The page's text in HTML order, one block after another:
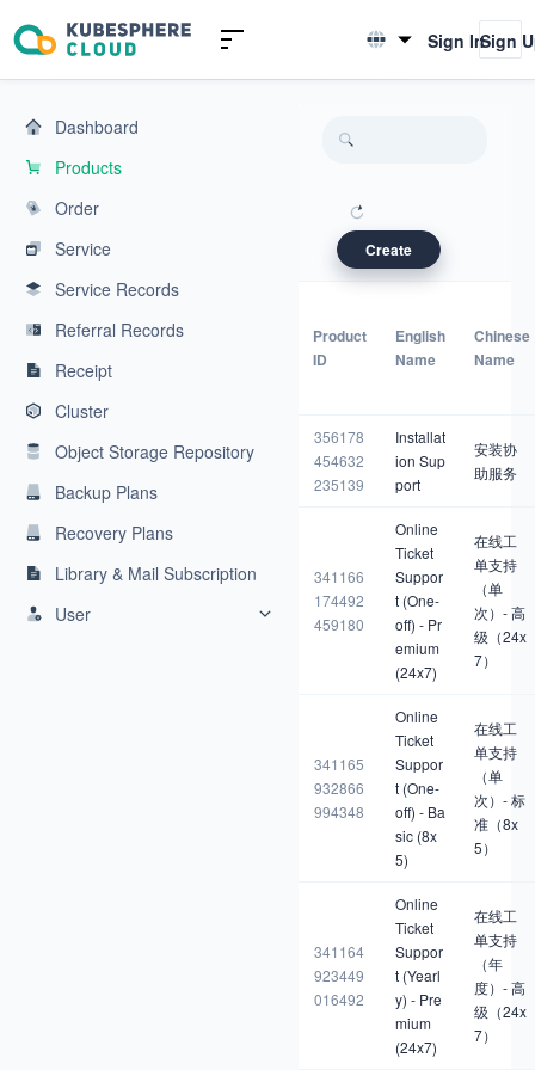
English
Sign InSign
Dashboard
Products
Order
Service
Service Records
Referral Records
Receipt
Cluster
Object Storage Repository
Backup Plans
Recovery Plans
Library & Mail Subscription
User
Create
Product
ID
English
Name
Chinese
Name
356178
454632
235139
Installat
ion Sup
port
安装协
助服务
341166
174492
459180
Online
Ticket
Suppor
t (One-
off) - Pr
emium
(24x7)
在线工
单支持
（单
次）- 高
级（24x
7）
341165
932866
994348
Online
Ticket
Suppor
t (One-
off) - Ba
sic (8x
5)
在线工
单支持
（单
次）- 标
准（8x
5）
341164
923449
016492
Online
Ticket
Suppor
t (Yearl
y) - Pre
mium
(24x7)
在线工
单支持
（年
度）- 高
级（24x
7）